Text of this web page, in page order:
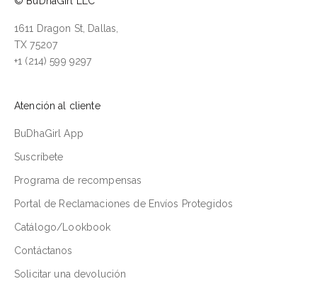
1611 Dragon St, Dallas,
TX 75207
+1 (214) 599 9297
Atención al cliente
BuDhaGirl App
Suscríbete
Programa de recompensas
Portal de Reclamaciones de Envíos Protegidos
Catálogo/Lookbook
Contáctanos
Solicitar una devolución